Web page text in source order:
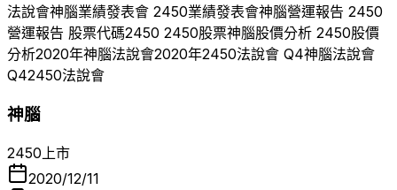
法說會神腦業績發表會 2450業績發表會神腦營運報告 2450
營運報告 股票代碼2450 2450股票神腦股價分析 2450股價
分析2020年神腦法說會2020年2450法說會 Q4神腦法說會
Q42450法說會
神腦
2450上市
2020/12/11